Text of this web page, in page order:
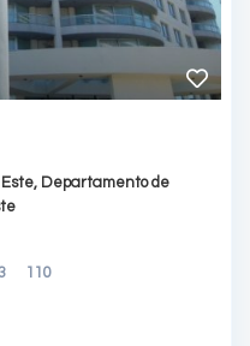
Este, Departamento de
110